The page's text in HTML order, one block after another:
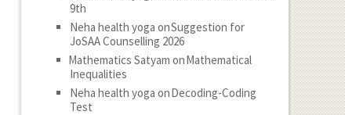
9th
Neha health yoga onSuggestion for
JoSAA Counselling 2026
Mathematics Satyam onMathematical
Inequalities
Neha health yoga onDecoding-Coding
Test